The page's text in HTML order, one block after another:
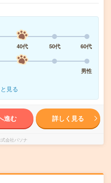
40代 50代
60代
男性
見る
進む 詳しく見る
式会社パソナ